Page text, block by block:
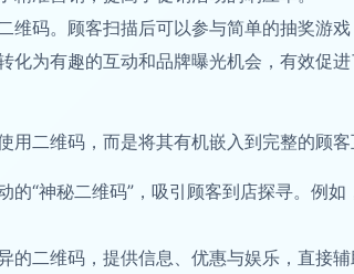
维码。顾客扫描后可以参与简单的抽奖游
为有趣的互动和品牌曝光机会，有效促进
二维码，而是将其有机嵌入到完整的顾客
的“神秘二维码”，吸引顾客到店探寻。例
的二维码，提供信息、优惠与娱乐，直接辅